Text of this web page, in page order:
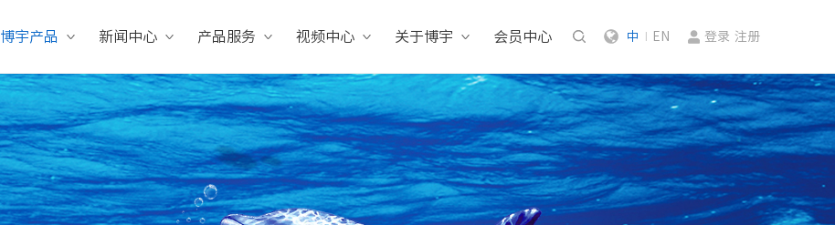
博宇产品 新闻中心 产品服务 视频中心 关于博宇 会员中心 中 | EN 登录 注册